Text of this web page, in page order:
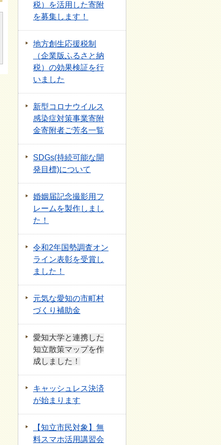
税）を活用した寄附
を募集します！
地方創生応援税制
（企業版ふるさと納
税）の効果検証を行
いました
新型コロナウイルス
感染症対策事業寄附
金寄附者ご芳名一覧
SDGs(持続可能な開
発目標)について
婚姻届記念撮影用フ
レームを製作しまし
た！
令和2年国勢調査オン
ライン表彰を受賞し
ました！
元気な愛知の市町村
づくり補助金
愛知大学と連携した
知立散策マップを作
成しました！
キャッシュレス決済
が始まります
【知立市民対象】無
料スマホ活用講習会